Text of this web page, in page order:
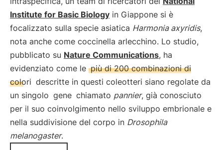
Institute for Basic Biology in Giappone si è
focalizzato sulla specie asiatica Harmonia axyridis,
nota anche come coccinella arlecchino. Lo studio,
pubblicato su Nature Communications, ha
evidenziato come le più di 200 combinazioni di
colori descritte in questi coleotteri siano regolate da
un singolo gene chiamato pannier, già conosciuto
per il suo coinvolgimento nello sviluppo embrionale e
nella suddivisione del corpo in Drosophila
melanogaster.